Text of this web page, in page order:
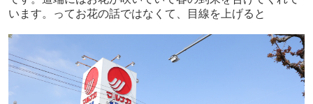
います。ってお花の話ではなくて、目線を上げると